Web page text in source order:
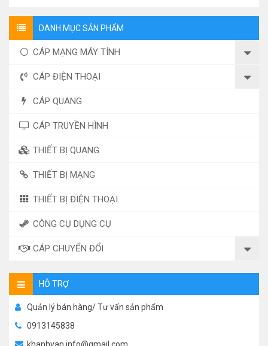
DANH MỤC SẢN PHẨM
CÁP MẠNG MÁY TÍNH
CÁP ĐIỆN THOẠI
CÁP QUANG
CÁP TRUYỀN HÌNH
THIẾT BỊ QUANG
THIẾT BỊ MẠNG
THIẾT BỊ ĐIỆN THOẠI
CÔNG CỤ DỤNG CỤ
CÁP CHUYỂN ĐỔI
HỖ TRỢ
Quản lý bán hàng/ Tư vấn sản phẩm
0913145838